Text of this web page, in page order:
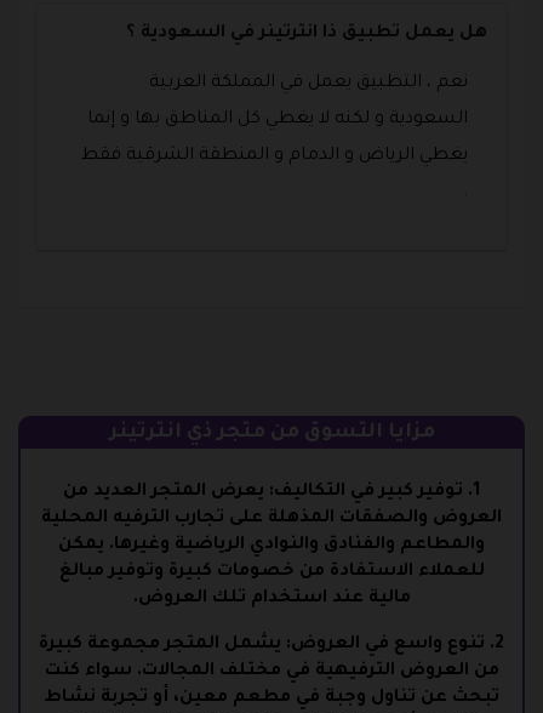
هل يعمل تطبيق ذا انترتينر في السعودية ؟
نعم ، التطبيق يعمل في المملكة العربية
السعودية و لكنه لا يغطي كل المناطق بها و إنما
يغطي الرياض و الدمام و المنطقة الشرقية فقط
.
مزايا التسوق من متجر ذي انترتينر
1. توفير كبير في التكاليف: يعرض المتجر العديد من
العروض والصفقات المذهلة على تجارب الترفيه المحلية
والمطاعم والفنادق والنوادي الرياضية وغيرها. يمكن
للعملاء الاستفادة من خصومات كبيرة وتوفير مبالغ
مالية عند استخدام تلك العروض.
2. تنوع واسع في العروض: يشمل المتجر مجموعة كبيرة
من العروض الترفيهية في مختلف المجالات. سواء كنت
تبحث عن تناول وجبة في مطعم معين، أو تجربة نشاط